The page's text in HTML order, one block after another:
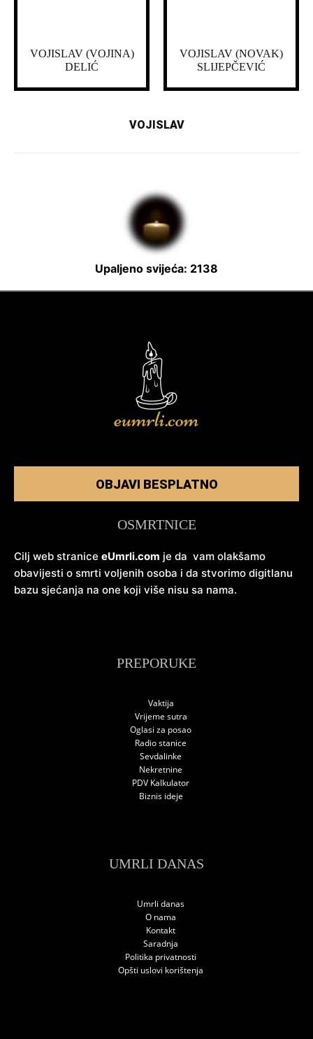
VOJISLAV (VOJINA)
DELIĆ
VOJISLAV (NOVAK)
SLIJEPČEVIĆ
VOJISLAV
Upaljeno svijeća: 2138
OBJAVI BESPLATNO
OSMRTNICE
Cilj web stranice eUmrli.com je da vam olakšamo
obavijesti o smrti voljenih osoba i da stvorimo digitlanu
bazu sjećanja na one koji više nisu sa nama.
PREPORUKE
Vaktija
Vrijeme sutra
Oglasi za posao
Radio stanice
Sevdalinke
Nekretnine
PDV Kalkulator
Biznis ideje
UMRLI DANAS
Umrli danas
O nama
Kontakt
Saradnja
Politika privatnosti
Opšti uslovi korištenja